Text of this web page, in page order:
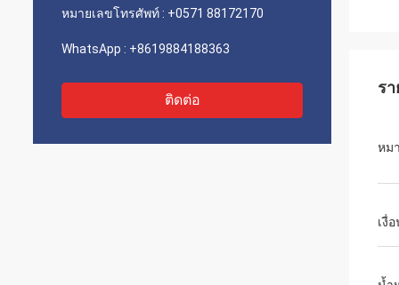
หมายเลขโทรศัพท์ : +0571 88172170
WhatsApp : +8619884188363
ติดต่อ
ร
หม
เงื่